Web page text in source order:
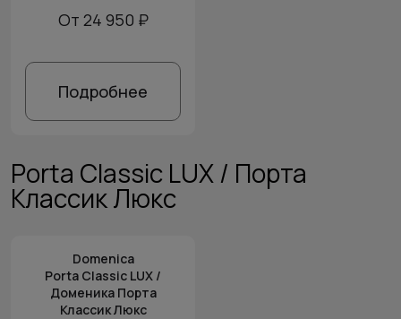
От 24 950 ₽
Подробнее
Porta Classic LUX / Порта
Классик Люкс
Domenica
Porta Classic LUX /
Доменика Порта
Классик Люкс